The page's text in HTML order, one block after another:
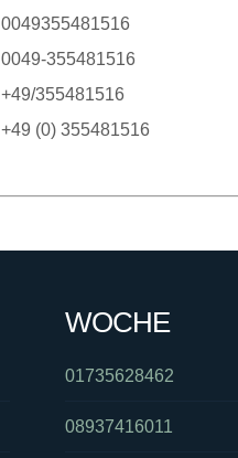
0049355481516
0049-355481516
+49/355481516
+49 (0) 355481516
WOCHE
01735628462
08937416011